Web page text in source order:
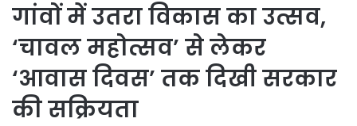
गांवों में उतरा विकास का उत्सव,
‘चावल महोत्सव’ से लेकर
‘आवास दिवस’ तक दिखी सरकार
की सक्रियता